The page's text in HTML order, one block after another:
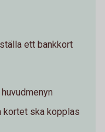
ett bankkort
kortet ska kopplas